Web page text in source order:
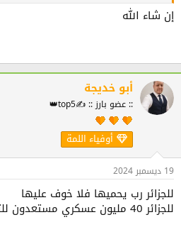
إن شاء الله
أبو خديجة
:: عضو بارز :: ✍️top5👑
أوفياء اللمة
19 ديسمبر 2024
للجزائر رب يحميها فلا خوف عليها
للجزائر 40 مليون عسكري مستعدون للتضحية من أجلها